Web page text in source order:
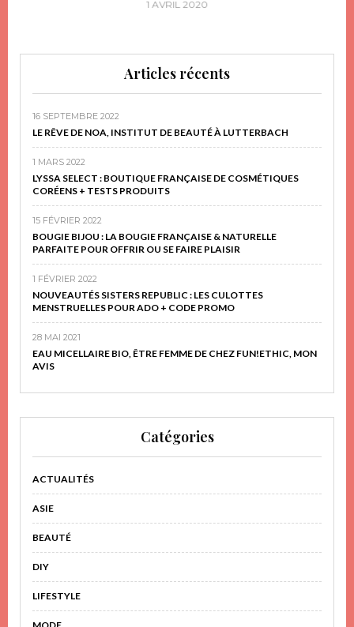
1 AVRIL 2020
Articles récents
16 SEPTEMBRE 2022
LE RÊVE DE NOA, INSTITUT DE BEAUTÉ À LUTTERBACH
1 MARS 2022
LYSSA SELECT : BOUTIQUE FRANÇAISE DE COSMÉTIQUES
CORÉENS + TESTS PRODUITS
15 FÉVRIER 2022
BOUGIE BIJOU : LA BOUGIE FRANÇAISE & NATURELLE
PARFAITE POUR OFFRIR OU SE FAIRE PLAISIR
1 FÉVRIER 2022
NOUVEAUTÉS SISTERS REPUBLIC : LES CULOTTES
MENSTRUELLES POUR ADO + CODE PROMO
28 MAI 2021
EAU MICELLAIRE BIO, ÊTRE FEMME DE CHEZ FUN!ETHIC, MON
AVIS
Catégories
ACTUALITÉS
ASIE
BEAUTÉ
DIY
LIFESTYLE